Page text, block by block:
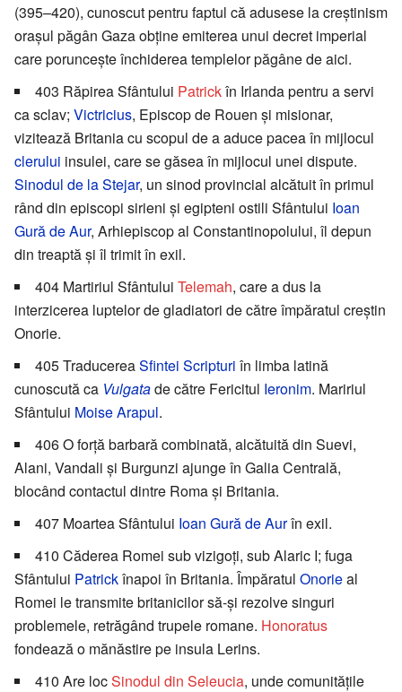
(395–420), cunoscut pentru faptul că adusese la creștinism
orașul păgân Gaza obține emiterea unui decret imperial
care poruncește închiderea templelor păgâne de aici.
403 Răpirea Sfântului Patrickîn Irlanda pentru a servi
ca sclav; Victricius, Episcop de Rouen și misionar,
vizitează Britania cu scopul de a aduce pacea în mijlocul
clerului insulei, care se găsea în mijlocul unei dispute.
Sinodul de la Stejar, un sinod provincial alcătuit în primul
rând din episcopi sirieni și egipteni ostili Sfântului Ioan
Gură de Aur, Arhiepiscop al Constantinopolului, îl depun
din treaptă și îl trimit în exil.
404 Martiriul Sfântului Telemah, care a dus la
interzicerea luptelor de gladiatori de către împăratul creștin
Onorie.
405 TraducereaSfintei Scripturi în limba latină
cunoscută ca Vulgatade către Fericitul Ieronim. Maririul
Sfântului Moise Arapul.
406 O forță barbară combinată, alcătuită din Suevi,
Alani, Vandali și Burgunzi ajunge în Galia Centrală,
blocând contactul dintre Roma și Britania.
407 Moartea Sfântului Ioan Gură de Aurîn exil.
410 Căderea Romei sub vizigoți, sub Alaric I; fuga
Sfântului Patrickînapoi în Britania. Împăratul Onorieal
Romei le transmite britanicilor să-și rezolve singuri
problemele, retrăgând trupele romane. Honoratus
fondează o mănăstire pe insula Lerins.
410 Are locSinodul din Seleucia, unde comunitățile